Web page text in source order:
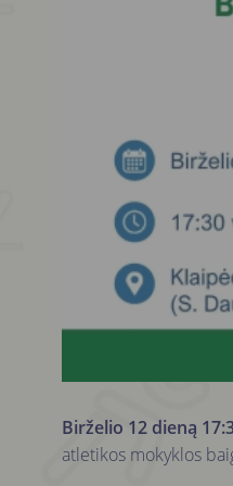
Birželio 12 dieną
atletikos mokyklos